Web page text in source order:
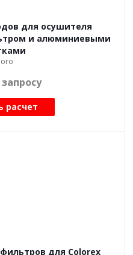
для осушителя
и алюминиевыми
расчет
для Colorex